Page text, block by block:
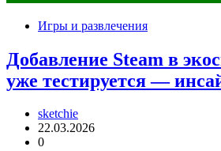
Игры и развлечения
Добавление Steam в
уже тестируется —
sketchie
22.03.2026
0